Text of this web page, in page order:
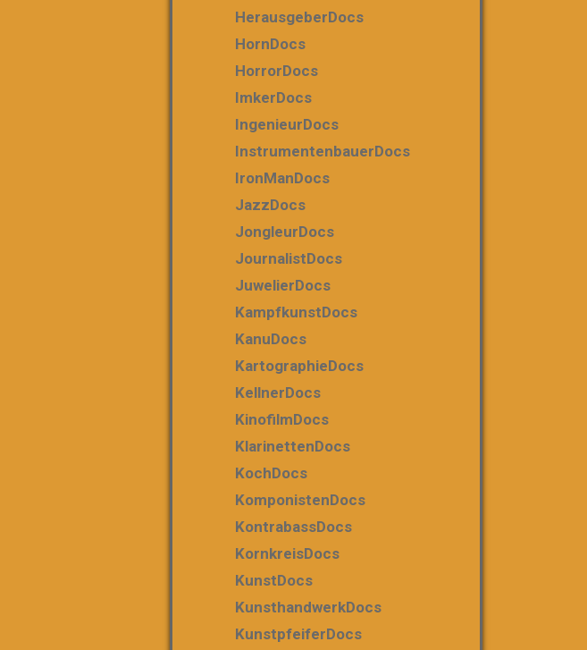
HerausgeberDocs
HornDocs
HorrorDocs
ImkerDocs
IngenieurDocs
InstrumentenbauerDocs
IronManDocs
JazzDocs
JongleurDocs
JournalistDocs
JuwelierDocs
KampfkunstDocs
KanuDocs
KartographieDocs
KellnerDocs
KinofilmDocs
KlarinettenDocs
KochDocs
KomponistenDocs
KontrabassDocs
KornkreisDocs
KunstDocs
KunsthandwerkDocs
KunstpfeiferDocs